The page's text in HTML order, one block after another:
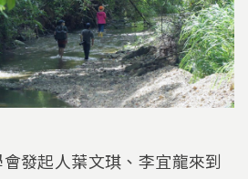
發起人葉文琪、李宜龍來到